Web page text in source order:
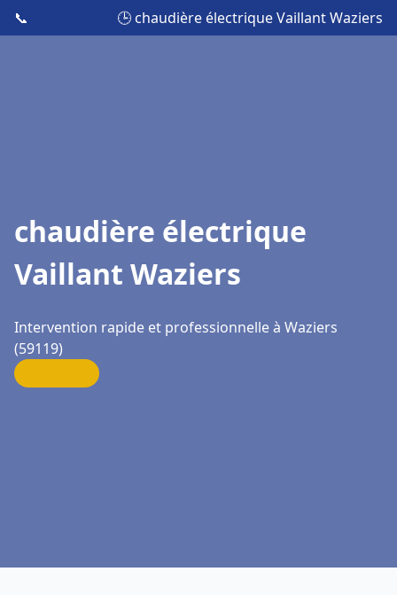
📞 🕒 chaudière électrique Vaillant Waziers
chaudière électrique
Vaillant Waziers
Intervention rapide et professionnelle à Waziers
(59119)